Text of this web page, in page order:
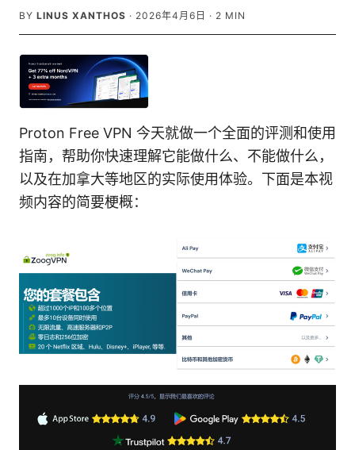
BY LINUS XANTHOS · 2026年4月6日 · 2 MIN
Proton Free VPN 今天就做一个全面的评测和使用
指南，帮助你快速理解它能做什么、不能做什么，
以及在加拿大等地区的实际使用体验。下面是本视
频内容的简要梗概：